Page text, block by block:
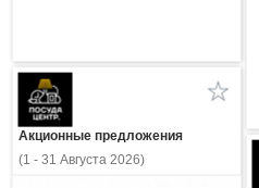
Акционные предложения
(1 - 31 Августа 2026)